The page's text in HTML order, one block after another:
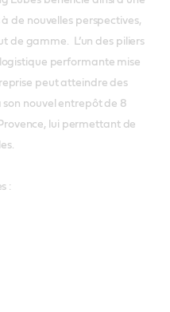
de nouvelles perspectives,
de gamme. L’un des piliers
performante mise
peut atteindre des
nouvel entrepôt de 8
lui permettant de
: